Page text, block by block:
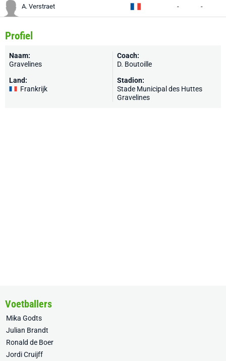
A. Verstraet - -
Profiel
Naam:
Gravelines
Land:
Frankrijk
Coach:
D. Boutoille
Stadion:
Stade Municipal des Huttes
Gravelines
Voetballers
Mika Godts
Julian Brandt
Ronald de Boer
Jordi Cruijff